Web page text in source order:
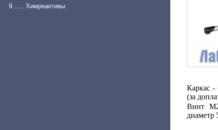
9 ..... Химреактивы
Каркас -
(за
Винт
диаметр